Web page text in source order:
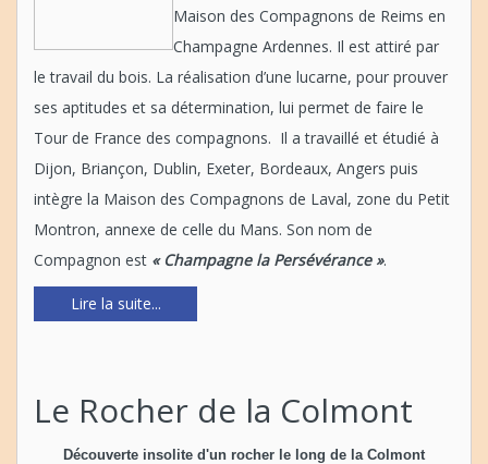
Maison des Compagnons de Reims en
Champagne Ardennes. Il est attiré par
le travail du bois. La réalisation d’une lucarne, pour prouver
ses aptitudes et sa détermination, lui permet de faire le
Tour de France des compagnons. Il a travaillé et étudié à
Dijon, Briançon, Dublin, Exeter, Bordeaux, Angers puis
intègre la Maison des Compagnons de Laval, zone du Petit
Montron, annexe de celle du Mans. Son nom de
Compagnon est « Champagne la Persévérance ».
Lire la suite...
Le Rocher de la Colmont
Découverte insolite d'un rocher le long de la Colmont